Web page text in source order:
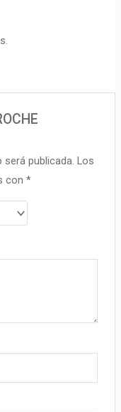
publicada. Los
con*